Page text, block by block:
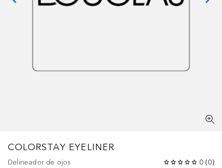
COLORSTAY EYELINER
Delineador de ojos 0 (0)